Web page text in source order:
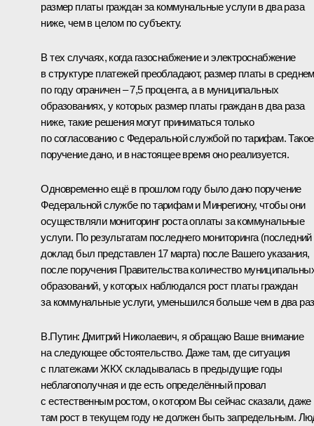
размер платы граждан за коммунальные услуги в два раза
ниже, чем в целом по субъекту.
В тех случаях, когда газоснабжение и электроснабжение
в структуре платежей преобладают, размер платы в среднем
по году ограничен – 7,5 процента, а в муниципальных
образованиях, у которых размер платы граждан в два раза
ниже, такие решения могут приниматься только
по согласованию с Федеральной службой по тарифам. Такое
поручение дано, и в настоящее время оно реализуется.
Одновременно ещё в прошлом году было дано поручение
Федеральной службе по тарифам и Минрегиону, чтобы они
осуществляли мониторинг роста оплаты за коммунальные
услуги. По результатам последнего мониторинга (последний
доклад был представлен 17 марта) после Вашего указания,
после поручения Правительства количество
образований, у которых наблюдался рост платы граждан
за коммунальные услуги, уменьшился больше чем в два
В.Путин: Дмитрий Николаевич, я обращаю Ваше внимание
на следующее обстоятельство. Даже там, где ситуация
с платежами ЖКХ складывалась в предыдущие годы
неблагополучная и где есть определённый провал
с естественным ростом, о котором Вы сейчас сказали, даже
там рост в текущем году не должен быть запредельным.